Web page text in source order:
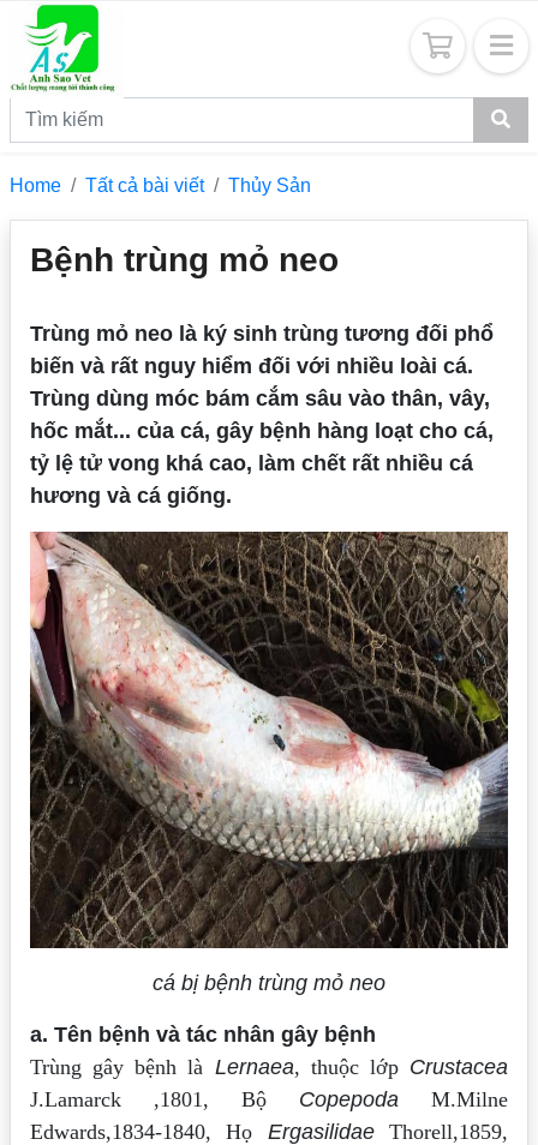
Home Tất cả bài viết Thủy Sản
Bệnh trùng mỏ neo
Trùng mỏ neo là ký sinh trùng tương đối phổ
biến và rất nguy hiểm đối với nhiều loài cá.
Trùng dùng móc bám cắm sâu vào thân, vây,
hốc mắt... của cá, gây bệnh hàng loạt cho cá,
tỷ lệ tử vong khá cao, làm chết rất nhiều cá
hương và cá giống.
cá bị bệnh trùng mỏ neo
a. Tên bệnh và tác nhân gây bệnh
Trùng gây bệnh là Lernaea, thuộc lớp Crustacea
J.Lamarck ,1801, Bộ Copepoda M.Milne
Edwards,1834-1840, Họ ErgasilidaeThorell,1859,